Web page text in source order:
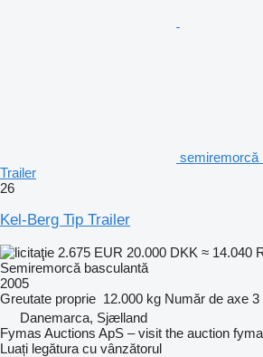
semiremorcă
Trailer
26
Kel-Berg Tip Trailer
2.675 EUR 20.000 DKK ≈ 14.040
Semiremorcă basculantă
2005
Greutate proprie 12.000 kg Număr de axe 3
Danemarca, Sjælland
Fymas Auctions ApS – visit the auction
Luați legătura cu vânzătorul